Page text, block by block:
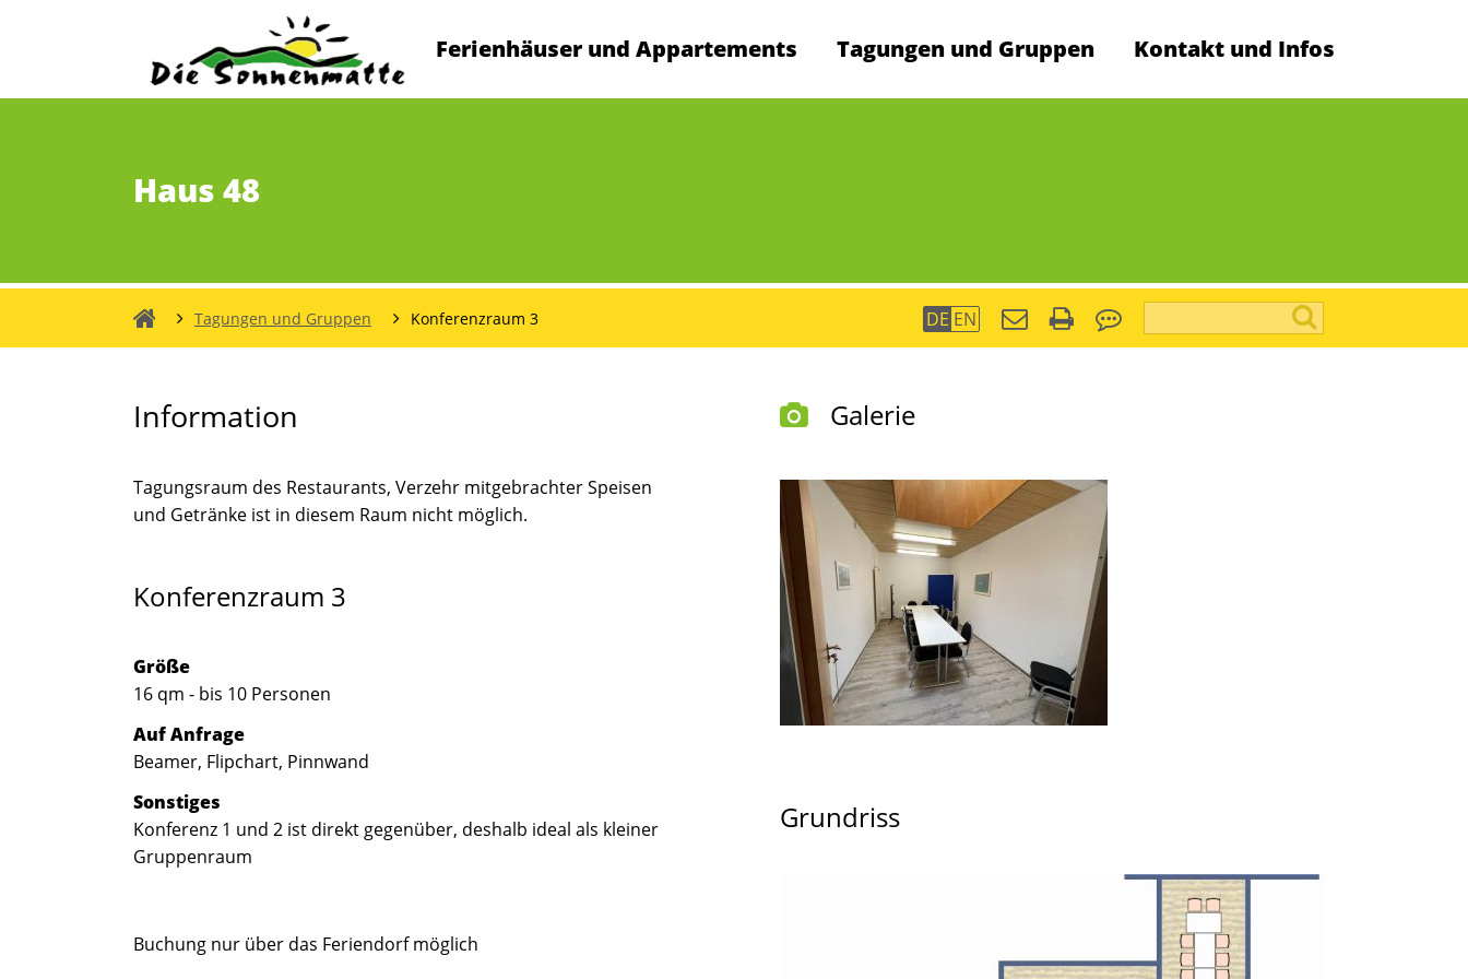
Navigation
überspringen
Ferienhäuser und Appartements Tagungen und Gruppen Kontakt und Infos
Haus 48
DE EN Suchbegriffe
Tagungen und Gruppen Konferenzraum 3
Information
Tagungsraum des Restaurants, Verzehr mitgebrachter Speisen
und Getränke ist in diesem Raum nicht möglich.
Konferenzraum 3
Größe
16 qm - bis 10 Personen
Auf Anfrage
Beamer, Flipchart, Pinnwand
Sonstiges
Konferenz 1 und 2 ist direkt gegenüber, deshalb ideal als kleiner
Gruppenraum
Buchung nur über das Feriendorf möglich
Galerie
Grundriss